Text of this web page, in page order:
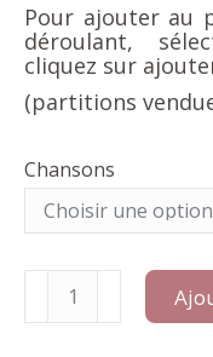
Pour ajouter au
déroulant,
cliquez sur
(partitions
Chansons
quantité
Partitions